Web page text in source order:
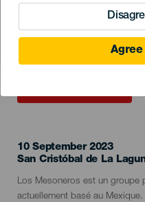
Agree
10 September 2023
Localidad
San Cristóbal de La
Descripción
del
Los Mesoneros est un groupe
actuellement basé au